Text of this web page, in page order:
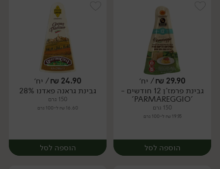
יח׳ יח׳
29.90
₪/ יח׳
גבינת פרמז'ן 12 חודשים -
'PARMAREGGIO'
150 גרם
19.93 ₪ ל-100 גרם
הוספה לסל
24.90
₪/ יח׳
גבינת גראנה פאדנו 28%
150 גרם
16.60 ₪ ל-100 גרם
הוספה לסל